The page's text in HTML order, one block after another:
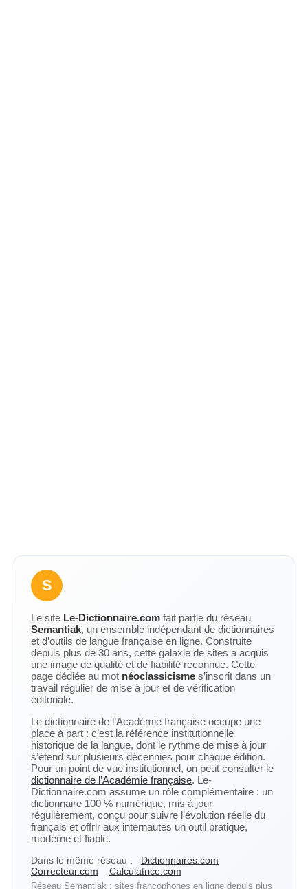
S
Le site Le-Dictionnaire.com fait partie du réseau
Semantiak, un ensemble indépendant de dictionnaires
et d’outils de langue française en ligne. Construite
depuis plus de 30 ans, cette galaxie de sites a acquis
une image de qualité et de fiabilité reconnue. Cette
page dédiée au mot néoclassicisme s’inscrit dans un
travail régulier de mise à jour et de vérification
éditoriale.
Le dictionnaire de l’Académie française occupe une
place à part : c’est la référence institutionnelle
historique de la langue, dont le rythme de mise à jour
s’étend sur plusieurs décennies pour chaque édition.
Pour un point de vue institutionnel, on peut consulter le
dictionnaire de l’Académie française. Le-
Dictionnaire.com assume un rôle complémentaire : un
dictionnaire 100 % numérique, mis à jour
régulièrement, conçu pour suivre l’évolution réelle du
français et offrir aux internautes un outil pratique,
moderne et fiable.
Dans le même réseau :
Dictionnaires.com
Correcteur.com
Calculatrice.com
Réseau Semantiak : sites francophones en ligne depuis plus